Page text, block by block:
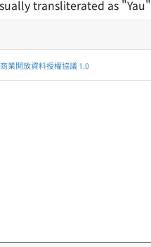
transliterated as "Yau"
業開放資料授權協議 1.0